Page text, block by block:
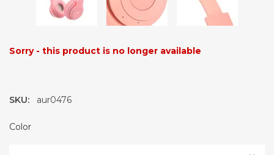
Sorry - this product is no longer available
SKU: aur0476
Color